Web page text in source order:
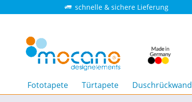
schnelle & sichere Lieferung
Fototapete Türtapete Duschrückwand